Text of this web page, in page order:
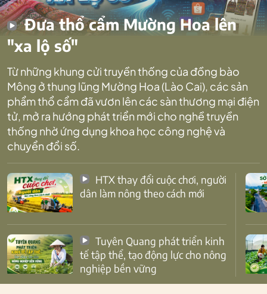
Đưa thổ cẩm Mường Hoa lên
"xa lộ số"
Từ những khung cửi truyền thống của đồng bào
Mông ở thung lũng Mường Hoa (Lào Cai), các sản
phẩm thổ cẩm đã vươn lên các sàn thương mại điện
tử, mở ra hướng phát triển mới cho nghề truyền
thống nhờ ứng dụng khoa học công nghệ và
chuyển đổi số.
dân làm nông theo cách mới
tế tập thể, tạo động lực cho nông
nghiệp bền vững